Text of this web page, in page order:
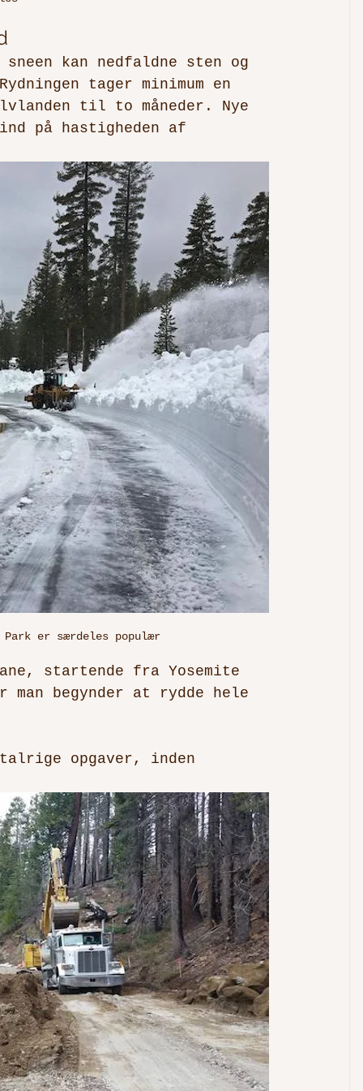
kan nedfaldne sten og
tager minimum en
til to måneder. Nye
på hastigheden af
er særdeles populær
startende fra Yosemite
begynder at rydde hele
opgaver, inden